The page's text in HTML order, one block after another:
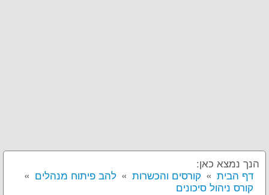
הנך נמצא כאן:
דף הבית
קורסים והכשרות
להב פיתוח מנהלים
קורס ניהול סיכונים